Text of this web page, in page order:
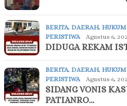
BERITA, DAERAH,
PERISTIWA
Agustus 6,
DIDUGA REKAM
BERITA, DAERAH,
PERISTIWA
Agustus 6,
SIDANG VONIS
PATIANRO…